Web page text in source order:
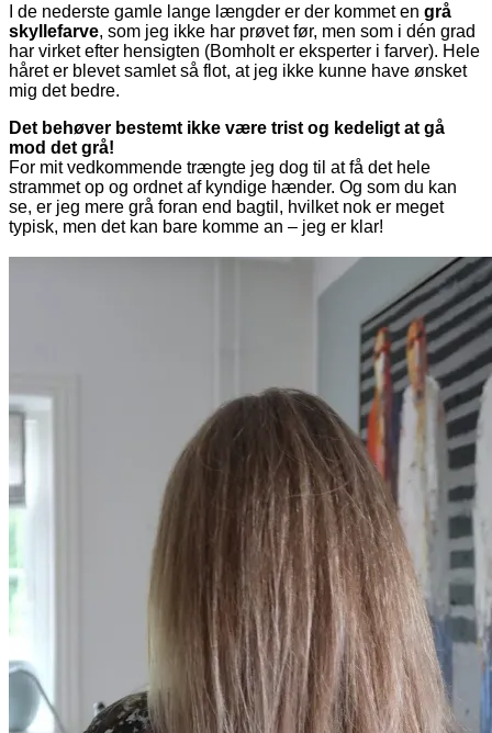
I de nederste gamle lange længder er der kommet en grå
skyllefarve, som jeg ikke har prøvet før, men som i dén grad
har virket efter hensigten (Bomholt er eksperter i farver). Hele
håret er blevet samlet så flot, at jeg ikke kunne have ønsket
mig det bedre.
Det behøver bestemt ikke være trist og kedeligt at gå
mod det grå!
For mit vedkommende trængte jeg dog til at få det hele
strammet op og ordnet af kyndige hænder. Og som du kan
se, er jeg mere grå foran end bagtil, hvilket nok er meget
typisk, men det kan bare komme an – jeg er klar!